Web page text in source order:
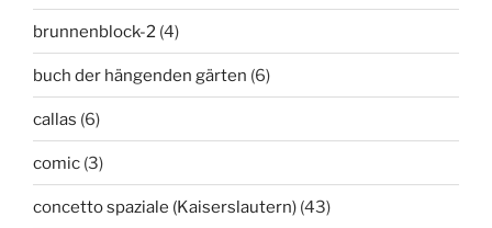
brunnenblock-2 (4)
buch der hängenden gärten (6)
callas (6)
comic (3)
concetto spaziale (Kaiserslautern) (43)